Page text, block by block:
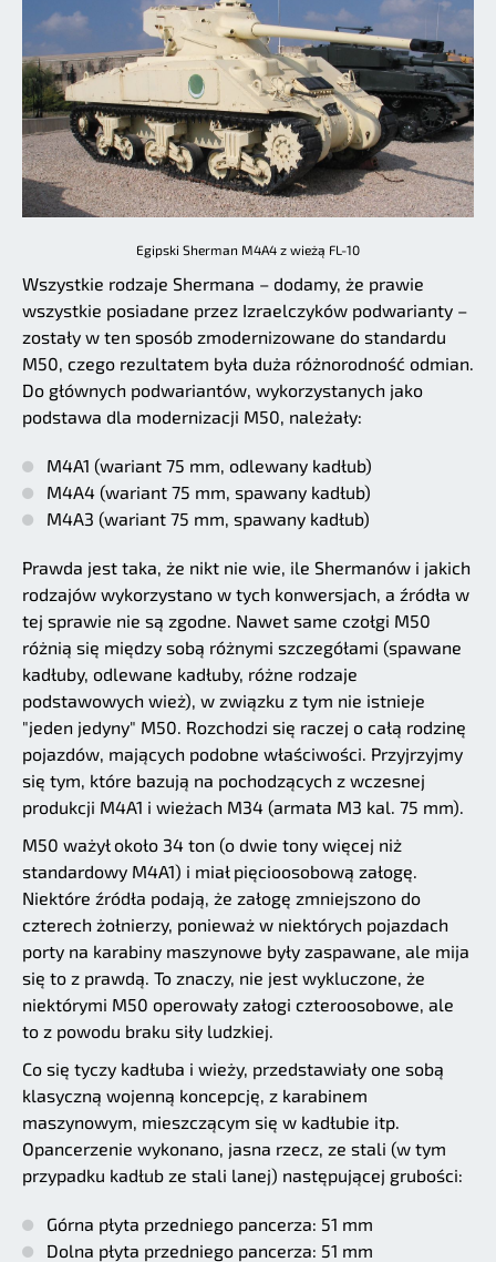
Egipski Sherman M4A4 z wieżą FL-10
Wszystkie rodzaje Shermana – dodamy, że prawie
wszystkie posiadane przez Izraelczyków podwarianty –
zostały w ten sposób zmodernizowane do standardu
M50, czego rezultatem była duża różnorodność odmian.
Do głównych podwariantów, wykorzystanych jako
podstawa dla modernizacji M50, należały:
M4A1 (wariant 75 mm, odlewany kadłub)
M4A4 (wariant 75 mm, spawany kadłub)
M4A3 (wariant 75 mm, spawany kadłub)
Prawda jest taka, że nikt nie wie, ile Shermanów i jakich
rodzajów wykorzystano w tych konwersjach, a źródła w
tej sprawie nie są zgodne. Nawet same czołgi M50
różnią się między sobą różnymi szczegółami (spawane
kadłuby, odlewane kadłuby, różne rodzaje
podstawowych wież), w związku z tym nie istnieje
"jeden jedyny" M50. Rozchodzi się raczej o całą rodzinę
pojazdów, mających podobne właściwości. Przyjrzyjmy
się tym, które bazują na pochodzących z wczesnej
produkcji M4A1 i wieżach M34 (armata M3 kal. 75 mm).
M50 ważył około 34 ton (o dwie tony więcej niż
standardowy M4A1) i miał pięcioosobową załogę.
Niektóre źródła podają, że załogę zmniejszono do
czterech żołnierzy, ponieważ w niektórych pojazdach
porty na karabiny maszynowe były zaspawane, ale mija
się to z prawdą. To znaczy, nie jest wykluczone, że
niektórymi M50 operowały załogi czteroosobowe, ale
to z powodu braku siły ludzkiej.
Co się tyczy kadłuba i wieży, przedstawiały one sobą
klasyczną wojenną koncepcję, z karabinem
maszynowym, mieszczącym się w kadłubie itp.
Opancerzenie wykonano, jasna rzecz, ze stali (w tym
przypadku kadłub ze stali lanej) następującej grubości:
Górna płyta przedniego pancerza: 51 mm
Dolna płyta przedniego pancerza: 51 mm